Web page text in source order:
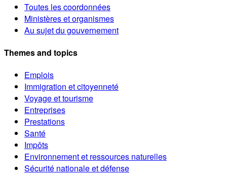
Toutes les coordonnées
Ministères et organismes
Au sujet du gouvernement
Themes and topics
Emplois
Immigration et citoyenneté
Voyage et tourisme
Entreprises
Prestations
Santé
Impôts
Environnement et ressources naturelles
Sécurité nationale et défense